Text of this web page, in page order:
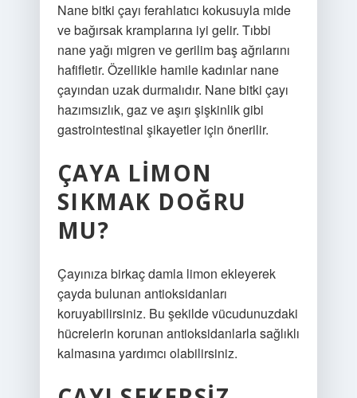
Nane bitki çayı ferahlatıcı kokusuyla mide
ve bağırsak kramplarına iyi gelir. Tıbbi
nane yağı migren ve gerilim baş ağrılarını
hafifletir. Özellikle hamile kadınlar nane
çayından uzak durmalıdır. Nane bitki çayı
hazımsızlık, gaz ve aşırı şişkinlik gibi
gastrointestinal şikayetler için önerilir.
ÇAYA LIMON
SIKMAK DOĞRU
MU?
Çayınıza birkaç damla limon ekleyerek
çayda bulunan antioksidanları
koruyabilirsiniz. Bu şekilde vücudunuzdaki
hücrelerin korunan antioksidanlarla sağlıklı
kalmasına yardımcı olabilirsiniz.